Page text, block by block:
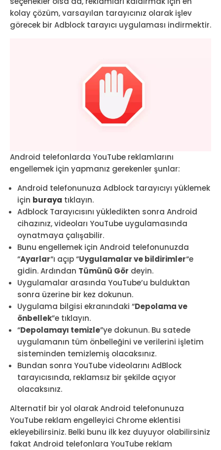
kolay çözüm, varsayılan tarayıcınız olarak işlev
görecek bir Adblock tarayıcı uygulaması indirmektir.
Android telefonlarda YouTube reklamlarını
engellemek için yapmanız gerekenler şunlar:
Android telefonunuza Adblock tarayıcıyı yüklemek
için buraya tıklayın.
Adblock Tarayıcısını yükledikten sonra Android
cihazınız, videoları YouTube uygulamasında
oynatmaya çalışabilir.
Bunu engellemek için Android telefonunuzda
“Ayarlar“ı açıp “Uygulamalar ve bildirimler“e
gidin. Ardından Tümünü Gör deyin.
Uygulamalar arasında YouTube’u bulduktan
sonra üzerine bir kez dokunun.
Uygulama bilgisi ekranındaki “Depolama ve
önbellek”e tıklayın.
“Depolamayı temizle”ye dokunun. Bu satede
uygulamanın tüm önbelleğini ve verilerini işletim
sisteminden temizlemiş olacaksınız.
Bundan sonra YouTube videolarını AdBlock
tarayıcısında, reklamsız bir şekilde açıyor
olacaksınız.
Alternatif bir yol olarak Android telefonunuza
YouTube reklam engelleyici Chrome eklentisi
ekleyebilirsiniz. Belki bunu ilk kez duyuyor olabilirsiniz
fakat Android telefonlara YouTube reklam